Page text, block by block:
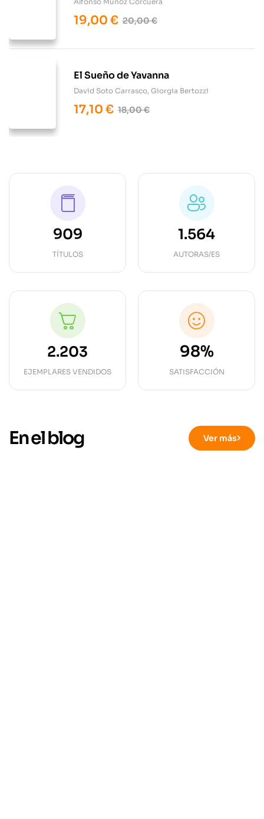
20,00€
19,00 €
El Sueño de Yavanna
David Soto Carrasco, Giorgia Bertozzi
18,00€
17,10 €
909
TÍTULOS
1.564
AUTORAS/ES
2.203
EJEMPLARES VENDIDOS
98%
SATISFACCIÓN
En el blog Ver más